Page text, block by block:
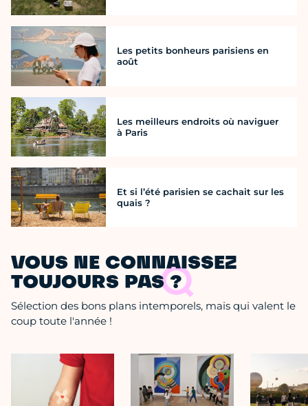
Les petits bonheurs parisiens en
août
Les meilleurs endroits où naviguer
à Paris
Et si l’été parisien se cachait sur les
quais ?
VOUS NE CONNAISSEZ
TOUJOURS PAS ?
Sélection des bons plans intemporels, mais qui valent le
coup toute l'année !